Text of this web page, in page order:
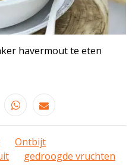
havermout te eten
Ontbijt
gedroogde vruchten